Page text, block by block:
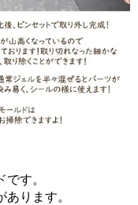
す。
ります。